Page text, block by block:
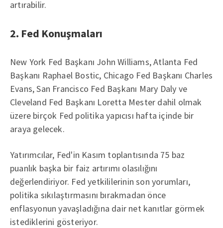
artırabilir.
2. Fed Konuşmaları
New York Fed Başkanı John Williams, Atlanta Fed
Başkanı Raphael Bostic, Chicago Fed Başkanı Charles
Evans, San Francisco Fed Başkanı Mary Daly ve
Cleveland Fed Başkanı Loretta Mester dahil olmak
üzere birçok Fed politika yapıcısı hafta içinde bir
araya gelecek.
Yatırımcılar, Fed'in Kasım toplantısında 75 baz
puanlık başka bir faiz artırımı olasılığını
değerlendiriyor. Fed yetkililerinin son yorumları,
politika sıkılaştırmasını bırakmadan önce
enflasyonun yavaşladığına dair net kanıtlar görmek
istediklerini gösteriyor.